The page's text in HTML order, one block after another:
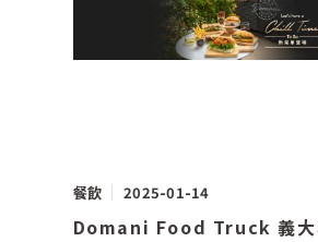
餐飲 2025-01-14
Domani Food Truck 義大